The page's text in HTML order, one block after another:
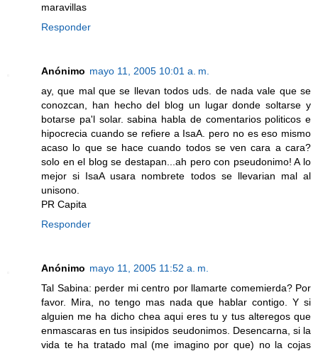
maravillas
Responder
Anónimo mayo 11, 2005 10:01 a. m.
ay, que mal que se llevan todos uds. de nada vale que se
conozcan, han hecho del blog un lugar donde soltarse y
botarse pa'l solar. sabina habla de comentarios politicos e
hipocrecia cuando se refiere a IsaA. pero no es eso mismo
acaso lo que se hace cuando todos se ven cara a cara?
solo en el blog se destapan...ah pero con pseudonimo! A lo
mejor si IsaA usara nombrete todos se llevarian mal al
unisono.
PR Capita
Responder
Anónimo mayo 11, 2005 11:52 a. m.
Tal Sabina: perder mi centro por llamarte comemierda? Por
favor. Mira, no tengo mas nada que hablar contigo. Y si
alguien me ha dicho chea aqui eres tu y tus alteregos que
enmascaras en tus insipidos seudonimos. Desencarna, si la
vida te ha tratado mal (me imagino por que) no la cojas